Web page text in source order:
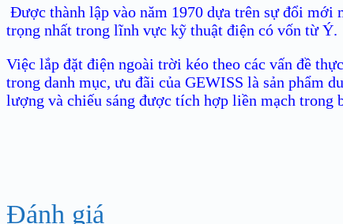
Được thành lập vào năm 1970 dựa trên sự đổi mới
trọng nhất trong lĩnh vực kỹ thuật điện có vốn từ Ý.
Việc lắp đặt điện ngoài trời kéo theo các vấn đề
trong danh mục, ưu đãi của GEWISS là sản phẩm
lượng và chiếu sáng được tích hợp liền mạch trong
Đánh giá